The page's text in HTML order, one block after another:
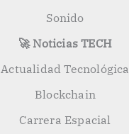
Sonido
🚀 Noticias TECH
Actualidad Tecnológica
Blockchain
Carrera Espacial